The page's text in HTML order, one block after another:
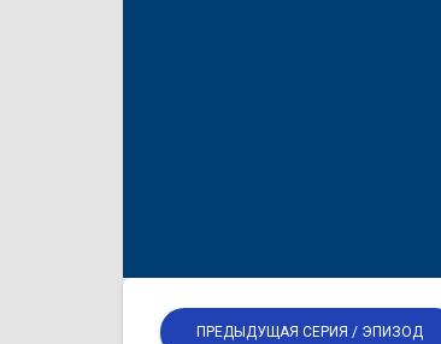
ПРЕДЫДУЩАЯ СЕРИЯ / ЭПИЗОД